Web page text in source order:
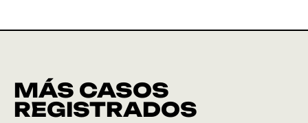
MÁS CASOS
REGISTRADOS